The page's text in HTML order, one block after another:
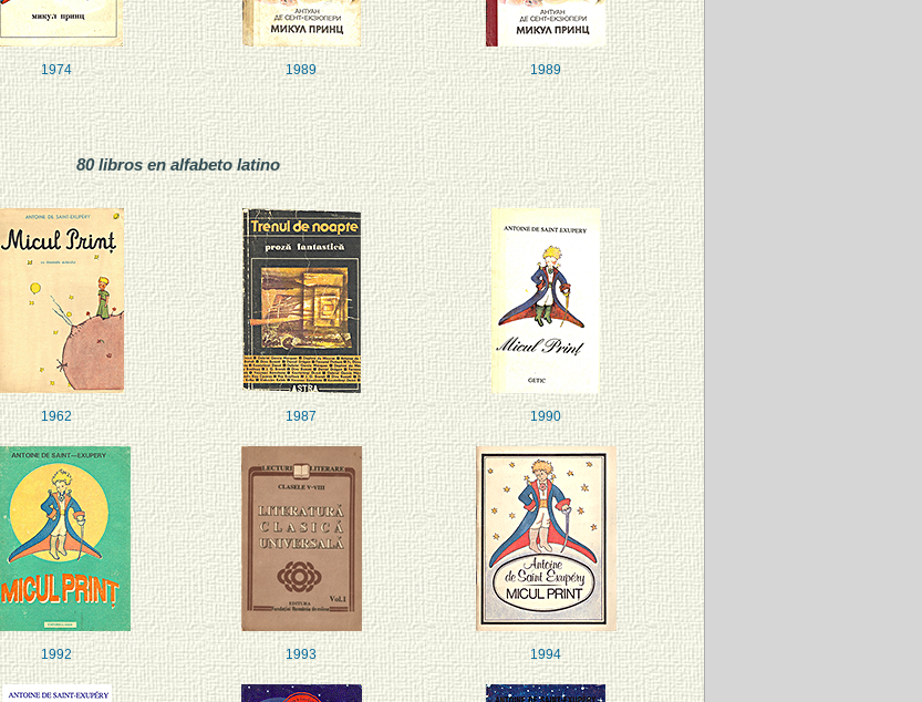
1974 1989 1989
80 libros en alfabeto latino
1962 1987 1990
1992 1993 1994